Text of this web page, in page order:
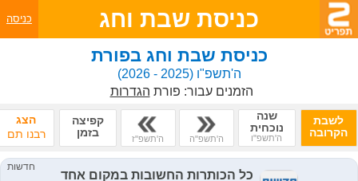
כניסת שבת וחג כניסה
כניסת שבת וחג בפורת
ה'תשפ"ו(2025 - 2026)
הזמנים עבור: פורת הגדרות
לשבת
הקרובה
שנה
נוכחית
ה'תשפ"ו ה'תשפ"ה ה'תשפ"ז
קפיצה
בזמן
הצג
רבנו תם